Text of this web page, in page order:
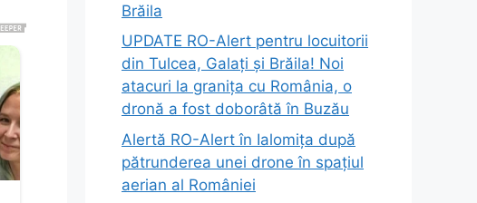
Brăila
UPDATE RO-Alert pentru locuitorii
din Tulcea, Galați și Brăila! Noi
atacuri la granița cu România, o
dronă a fost doborâtă în Buzău
Alertă RO-Alert în Ialomița după
pătrunderea unei drone în spațiul
aerian al României